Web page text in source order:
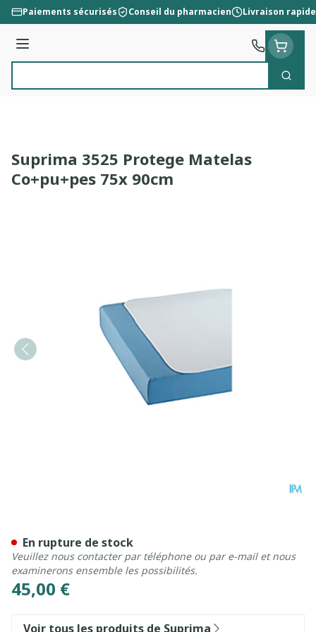
Aller au contenu
Paiements sécurisés Conseil du pharmacien Livraison rapide
Menu
Suprima 3525 Protege Matelas
Co+pu+pes 75x 90cm
45,00 €
En rupture de stock
Veuillez nous contacter par téléphone ou par e-mail et nous
examinerons ensemble les possibilités.
Voir tous les produits de Suprima